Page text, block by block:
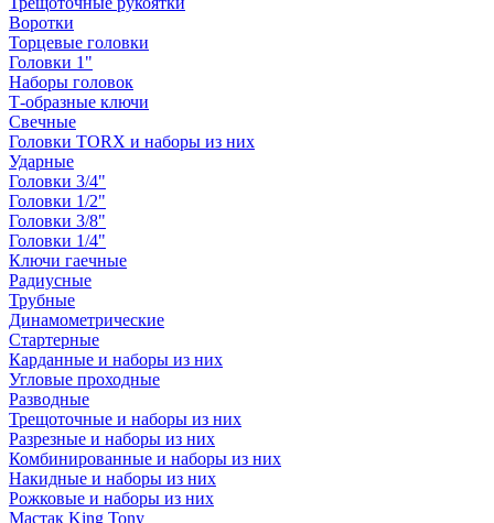
Воротки
Торцевые головки
Головки 1"
Наборы головок
Т-образные ключи
Свечные
Головки TORX и наборы из них
Ударные
Головки 3/4"
Головки 1/2"
Головки 3/8"
Головки 1/4"
Ключи гаечные
Радиусные
Трубные
Динамометрические
Стартерные
Карданные и наборы из них
Угловые проходные
Разводные
Трещоточные и наборы из них
Разрезные и наборы из них
Комбинированные и наборы из них
Накидные и наборы из них
Рожковые и наборы из них
Мастак King Tony